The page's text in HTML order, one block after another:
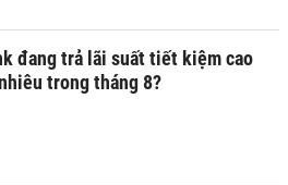
đang trả lãi suất tiết kiệm cao
trong tháng 8?